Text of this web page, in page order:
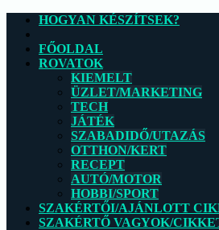
HOGYAN KÉSZÍTSEK?
FŐOLDAL
ROVATOK
KIEMELT
ÜZLET/MARKETING
TECH
JÁTÉK
SZABADIDŐ/UTAZÁS
OTTHON/KERT
RECEPT
AUTÓ/MOTOR
HOBBI/SPORT
SZAKÉRTŐI/AJÁNLOTT
SZAKÉRTŐ VAGYOK/